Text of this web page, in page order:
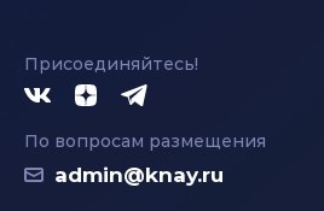
Присоединяйтесь!
По вопросам размещения
admin@knay.ru